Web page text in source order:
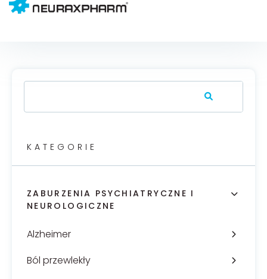
KATEGORIE
ZABURZENIA PSYCHIATRYCZNE I
NEUROLOGICZNE
Alzheimer
Ból przewlekły